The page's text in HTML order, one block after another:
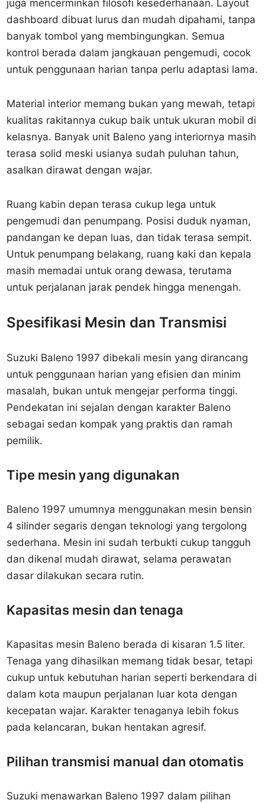
juga mencerminkan filosofi kesederhanaan. Layout
dashboard dibuat lurus dan mudah dipahami, tanpa
banyak tombol yang membingungkan. Semua
kontrol berada dalam jangkauan pengemudi, cocok
untuk penggunaan harian tanpa perlu adaptasi lama.
Material interior memang bukan yang mewah, tetapi
kualitas rakitannya cukup baik untuk ukuran mobil di
kelasnya. Banyak unit Baleno yang interiornya masih
terasa solid meski usianya sudah puluhan tahun,
asalkan dirawat dengan wajar.
Ruang kabin depan terasa cukup lega untuk
pengemudi dan penumpang. Posisi duduk nyaman,
pandangan ke depan luas, dan tidak terasa sempit.
Untuk penumpang belakang, ruang kaki dan kepala
masih memadai untuk orang dewasa, terutama
untuk perjalanan jarak pendek hingga menengah.
Spesifikasi Mesin dan Transmisi
Suzuki Baleno 1997 dibekali mesin yang dirancang
untuk penggunaan harian yang efisien dan minim
masalah, bukan untuk mengejar performa tinggi.
Pendekatan ini sejalan dengan karakter Baleno
sebagai sedan kompak yang praktis dan ramah
pemilik.
Tipe mesin yang digunakan
Baleno 1997 umumnya menggunakan mesin bensin
4 silinder segaris dengan teknologi yang tergolong
sederhana. Mesin ini sudah terbukti cukup tangguh
dan dikenal mudah dirawat, selama perawatan
dasar dilakukan secara rutin.
Kapasitas mesin dan tenaga
Kapasitas mesin Baleno berada di kisaran 1.5 liter.
Tenaga yang dihasilkan memang tidak besar, tetapi
cukup untuk kebutuhan harian seperti berkendara di
dalam kota maupun perjalanan luar kota dengan
kecepatan wajar. Karakter tenaganya lebih fokus
pada kelancaran, bukan hentakan agresif.
Pilihan transmisi manual dan otomatis
Suzuki menawarkan Baleno 1997 dalam pilihan